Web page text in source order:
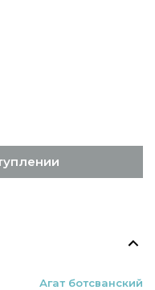
Агат ботсванский